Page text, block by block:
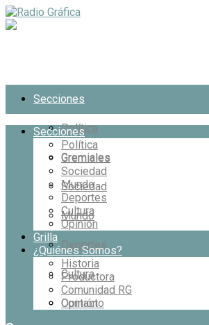
Secciones
Política
Gremiales
Sociedad
Mundo
Deportes
Cultura
Opinión
Secciones
Política
Gremiales
Sociedad
Mundo
Deportes
Cultura
Opinión
Grilla
¿Quiénes Somos?
Historia
Productora
Comunidad RG
Contacto